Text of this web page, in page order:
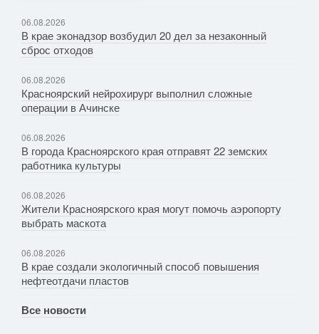
06.08.2026
В крае эконадзор возбудил 20 дел за незаконный
сброс отходов
06.08.2026
Красноярский нейрохирург выполнил сложные
операции в Ачинске
06.08.2026
В города Красноярского края отправят 22 земских
работника культуры
06.08.2026
Жители Красноярского края могут помочь аэропорту
выбрать маскота
06.08.2026
В крае создали экологичный способ повышения
нефтеотдачи пластов
Все новости